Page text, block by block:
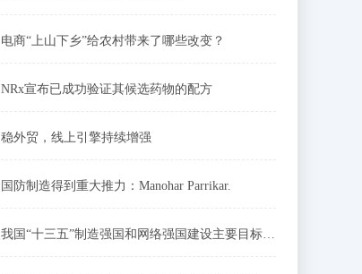
电商“上山下乡”给农村带来了哪些改变？
NRx宣布已成功验证其候选药物的配方
稳外贸，线上引擎持续增强
国防制造得到重大推力：Manohar Parrikar.
我国“十三五”制造强国和网络强国建设主要目标如期完成